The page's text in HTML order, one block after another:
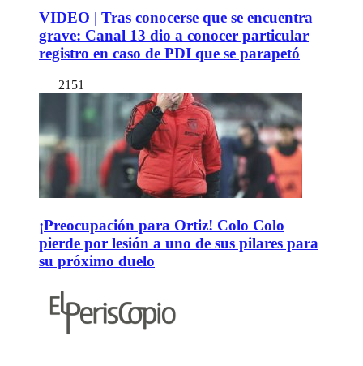
VIDEO | Tras conocerse que se encuentra
grave: Canal 13 dio a conocer particular
registro en caso de PDI que se parapetó
2151
¡Preocupación para Ortiz! Colo Colo
pierde por lesión a uno de sus pilares para
su próximo duelo